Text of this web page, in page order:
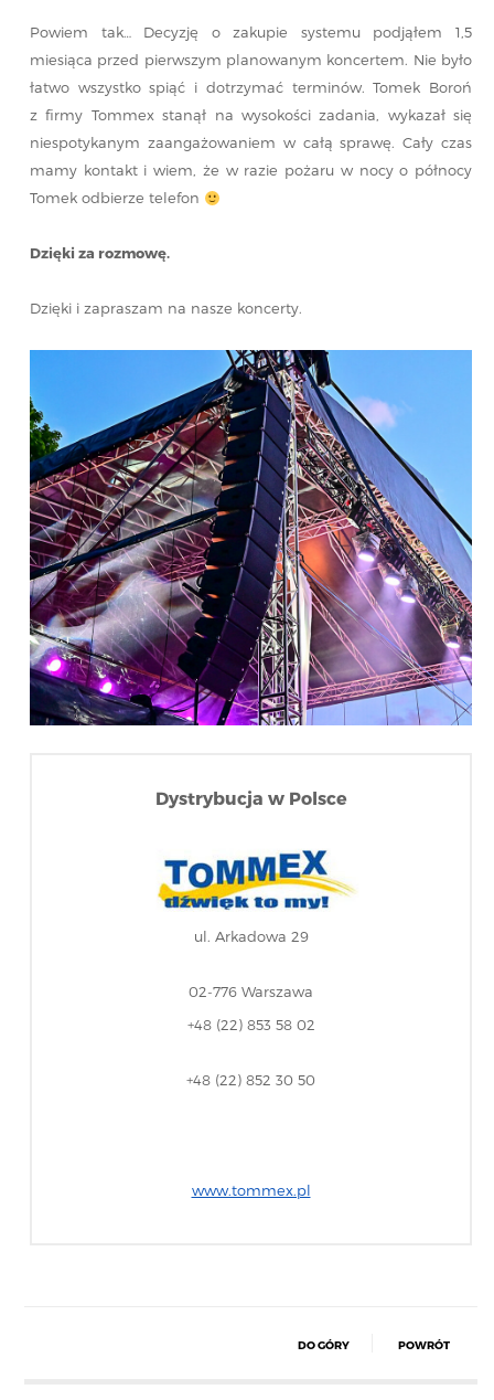
Powiem tak… Decyzję o zakupie systemu podjąłem 1,5
miesiąca przed pierwszym planowanym koncertem. Nie było
łatwo wszystko spiąć i dotrzymać terminów. Tomek Boroń
z firmy Tommex stanął na wysokości zadania, wykazał się
niespotykanym zaangażowaniem w całą sprawę. Cały czas
mamy kontakt i wiem, że w razie pożaru w nocy o północy
Tomek odbierze telefon
Dzięki za rozmowę.
Dzięki i zapraszam na nasze koncerty.
Dystrybucja w Polsce
ul. Arkadowa 29
02-776 Warszawa
+48 (22) 853 58 02
+48 (22) 852 30 50
www.tommex.pl
DO GÓRY POWRÓT